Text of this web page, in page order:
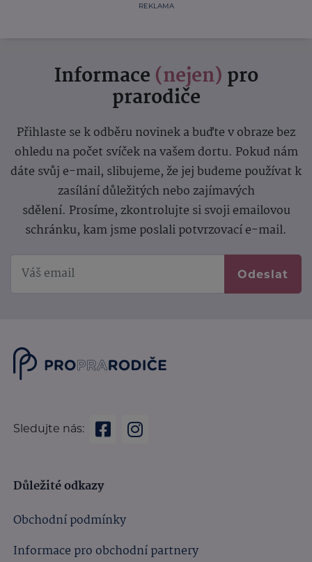
REKLAMA
Informace (nejen) pro
prarodiče
Přihlaste se k odběru novinek a buďte v obraze bez
ohledu na počet svíček na vašem dortu. Pokud nám
dáte svůj e-mail, slibujeme, že jej budeme používat k
zasílání důležitých nebo zajímavých
sdělení. Prosíme, zkontrolujte si svoji emailovou
schránku, kam jsme poslali potvrzovací e-mail.
Odeslat
Sledujte nás:
Důležité odkazy
Obchodní podmínky
Informace pro obchodní partnery